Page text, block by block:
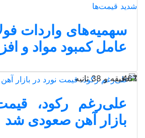
سهمیه‌های واردات
عامل کمبود مواد و
1 دقیقه و 38 ثانیه
467
علی‌رغم رکود،
بازار آهن صعودی شد